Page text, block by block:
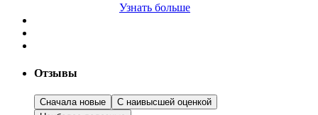
Узнать больше
Отзывы
Сначала новые
С наивысшей оценкой